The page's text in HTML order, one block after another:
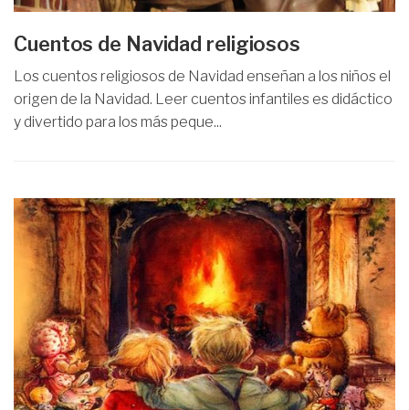
Cuentos de Navidad religiosos
Los cuentos religiosos de Navidad enseñan a los niños el
origen de la Navidad. Leer cuentos infantiles es didáctico
y divertido para los más peque...